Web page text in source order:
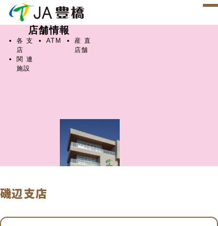
店舗情報
各支
店
ATM
産直
店舗
関連
施設
磯辺支店